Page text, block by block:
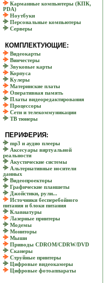
Карманные компьютеры (КПК,
PDA)
Ноутбуки
Персональные компьютеры
Серверы
КОМПЛЕКТУЮЩИЕ:
Видеокарты
Винчестеры
Звуковые карты
Корпуса
Кулеры
Материнские платы
Оперативная память
Платы видеоредактирования
Процессоры
Сети и телекоммуникации
ТВ тюнеры
ПЕРИФЕРИЯ:
mp3 и аудио плееры
Аксесуары виртуальной
реальности
Акустические системы
Альтернативные носители
данных
Видеопроекторы
Графические планшеты
Джойстики, рули...
Источники бесперебойного
питания и блоки питания
Клавиатуры
Лазерные принтеры
Модемы
Мониторы
Мыши
Приводы CDROM/CDRW/DVD
Сканеры
Струйные принтеры
Цифровые видеокамеры
Цифровые фотоаппараты